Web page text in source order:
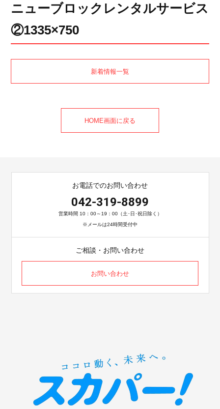
ニューブロックレンタルサービス
②1335×750
新着情報一覧
HOME画面に戻る
お電話でのお問い合わせ
042-319-8899
営業時間 10：00～19：00（土･日･祝日除く）
※メールは24時間受付中
ご相談・お問い合わせ
お問い合わせ